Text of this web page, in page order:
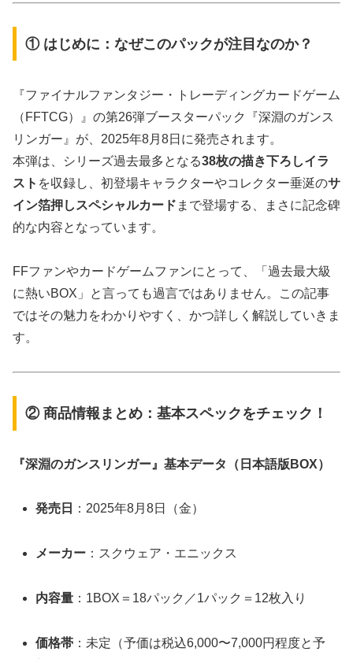
① はじめに：なぜこのパックが注目なのか？
『ファイナルファンタジー・トレーディングカードゲーム
（FFTCG）』の第26弾ブースターパック『深淵のガンス
リンガー』が、2025年8月8日に発売されます。
本弾は、シリーズ過去最多となる38枚の描き下ろしイラ
スト を収録し、初登場キャラクターやコレクター垂涎のサ
イン箔押しスペシャルカード まで登場する、まさに記念碑
的な内容となっています。
FFファンやカードゲームファンにとって、「過去最大級
に熱いBOX」と言っても過言ではありません。この記事
ではその魅力をわかりやすく、かつ詳しく解説していきま
す。
② 商品情報まとめ：基本スペックをチェック！
『深淵のガンスリンガー』基本データ（日本語版BOX）
発売日 ：2025年8月8日（金）
メーカー ：スクウェア・エニックス
内容量 ：1BOX＝18パック／1パック＝12枚入り
価格帯 ：未定（予価は税込6,000〜7,000円程度と予